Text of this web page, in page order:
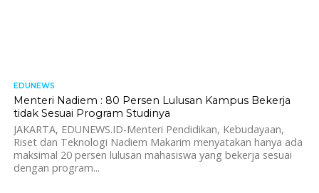
EDUNEWS
Menteri Nadiem : 80 Persen Lulusan Kampus Bekerja
tidak Sesuai Program Studinya
JAKARTA, EDUNEWS.ID-Menteri Pendidikan, Kebudayaan,
Riset dan Teknologi Nadiem Makarim menyatakan hanya ada
maksimal 20 persen lulusan mahasiswa yang bekerja sesuai
dengan program...